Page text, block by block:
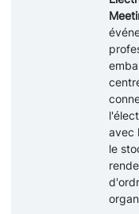
avec
le